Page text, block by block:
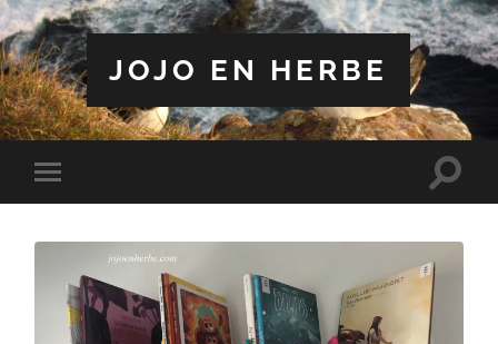
JOJO EN HERBE
Toggle
mobile
Toggle